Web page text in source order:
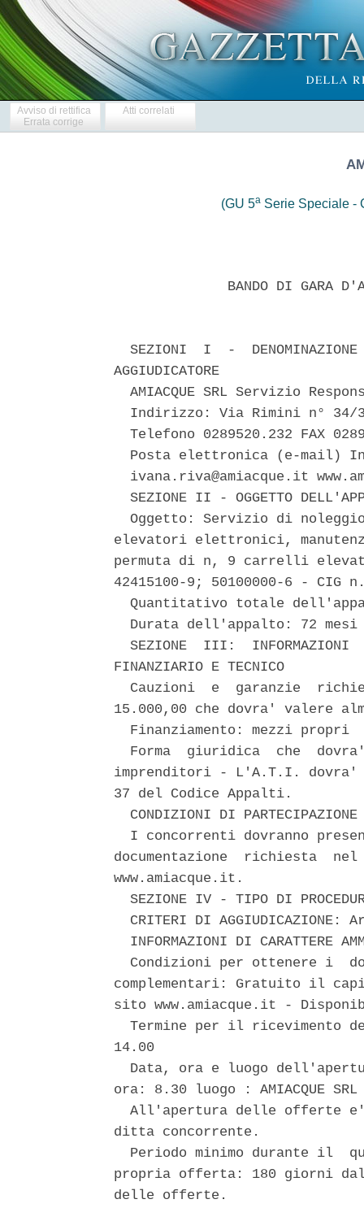
Avviso di rettifica
Errata corrige
Atti correlati
(GU 5a Serie Speciale -
BANDO DI GARA
SEZIONI  I  -
AGGIUDICATORE
AMIACQUE SRL Servizio
Indirizzo: Via Rimini n°
Telefono 0289520.232 FAX
Posta elettronica (e-mail)
ivana.riva@amiacque.it
SEZIONE II - OGGETTO
Oggetto: Servizio di
elevatori elettronici,
permuta di n, 9 carrelli
42415100-9; 50100000-6 - CIG
Quantitativo totale
Durata dell'appalto: 72
SEZIONE  III:  INFORMAZIONI
FINANZIARIO E TECNICO
Cauzioni  e  garanzie
15.000,00 che dovra' valere
  Finanziamento: mezzi propri
Forma  giuridica  che
imprenditori - L'A.T.I.
37 del Codice Appalti.
CONDIZIONI DI
I concorrenti dovranno
documentazione  richiesta
www.amiacque.it.
SEZIONE IV - TIPO DI
CRITERI DI AGGIUDICAZIONE:
INFORMAZIONI DI CARATTERE
Condizioni per ottenere i
complementari: Gratuito il
sito www.amiacque.it -
Termine per il ricevimento
14.00
Data, ora e luogo
ora: 8.30 luogo : AMIACQUE
All'apertura delle offerte
ditta concorrente.
Periodo minimo durante il
propria offerta: 180 giorni
delle offerte.